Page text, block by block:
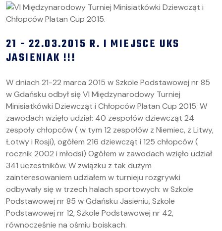
21 - 22.03.2015 R. I MIEJSCE UKS
JASIENIAK !!!
W dniach 21-22 marca 2015 w Szkole Podstawowej nr 85
w Gdańsku odbył się VI Międzynarodowy Turniej
Minisiatkówki Dziewcząt i Chłopców Platan Cup 2015. W
zawodach wzięło udział: 40 zespołów dziewcząt 24
zespoły chłopców ( w tym 12 zespołów z Niemiec, z Litwy,
Łotwy i Rosji), ogółem 216 dziewcząt i 125 chłopców (
rocznik 2002 i młodsi) Ogółem w zawodach wzięło udział
341 uczestników. W związku z tak dużym
zainteresowaniem udziałem w turnieju rozgrywki
odbywały się w trzech halach sportowych: w Szkole
Podstawowej nr 85 w Gdańsku Jasieniu, Szkole
Podstawowej nr 12, Szkole Podstawowej nr 42,
równocześnie na ośmiu boiskach.